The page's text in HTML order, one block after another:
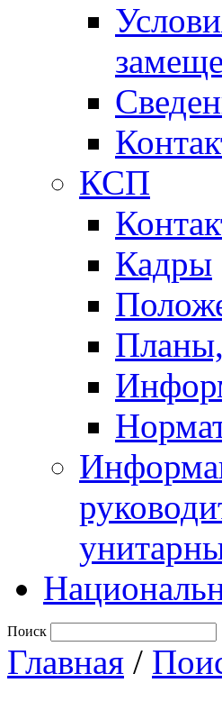
КСП
Кадры
Поиск
Главная /